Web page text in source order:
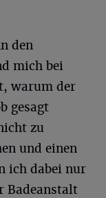
den
mich bei
warum der
gesagt
zu
und einen
ich dabei nur
Badeanstalt